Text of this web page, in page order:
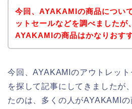
今回、AYAKAMIの商品につい
ットセールなどを調べましたが
AYAKAMIの商品はかなりおす
今回、AYAKAMIのアウトレッ
を探して記事にしてきましたが
たのは、多くの人がAYAKAMI